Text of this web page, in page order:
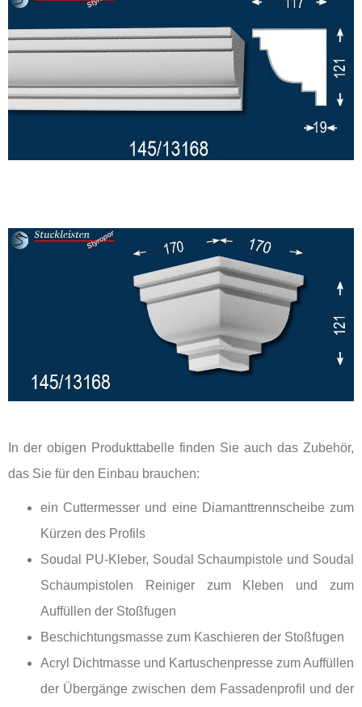
In der obigen Produkttabelle finden Sie auch das Zubehör,
das Sie für den Einbau brauchen:
ein Cuttermesser und eine Diamanttrennscheibe zum
Kürzen des Profils
Soudal PU-Kleber, Soudal Schaumpistole und Soudal
Schaumpistolen Reiniger zum Kleben und zum
Auffüllen der Stoßfugen
Beschichtungsmasse zum Kaschieren der Stoßfugen
Acryl Dichtmasse und Kartuschenpresse zum Auffüllen
der Übergänge zwischen dem Fassadenprofil und der